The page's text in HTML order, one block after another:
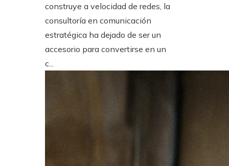
construye a velocidad de redes, la
consultoría en comunicación
estratégica ha dejado de ser un
accesorio para convertirse en un
c...